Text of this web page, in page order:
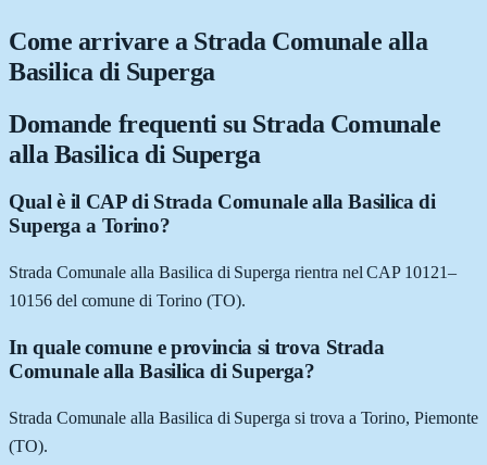
Come arrivare a Strada Comunale alla
Basilica di Superga
Domande frequenti su Strada Comunale
alla Basilica di Superga
Qual è il CAP di Strada Comunale alla Basilica di
Superga a Torino?
Strada Comunale alla Basilica di Superga rientra nel CAP 10121–
10156 del comune di Torino (TO).
In quale comune e provincia si trova Strada
Comunale alla Basilica di Superga?
Strada Comunale alla Basilica di Superga si trova a Torino, Piemonte
(TO).